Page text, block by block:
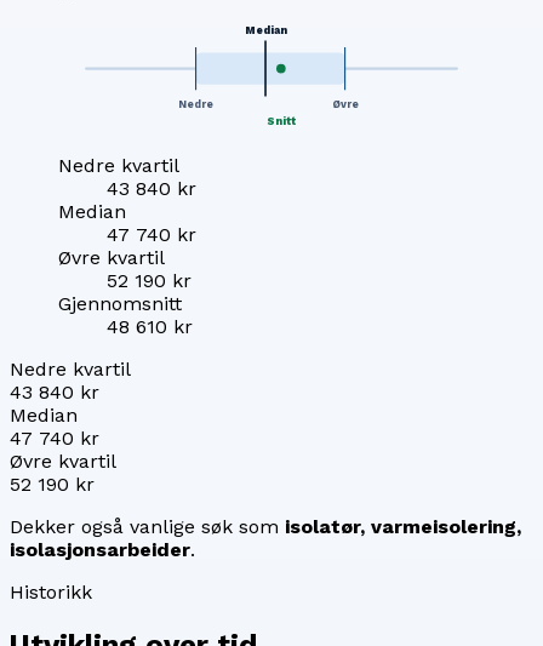
Nedre
Median
Øvre
Snitt
Nedre kvartil
43 840 kr
Median
47 740 kr
Øvre kvartil
52 190 kr
Gjennomsnitt
48 610 kr
Nedre kvartil
43 840 kr
Median
47 740 kr
Øvre kvartil
52 190 kr
Dekker også vanlige søk som isolatør, varmeisolering,
isolasjonsarbeider.
Historikk